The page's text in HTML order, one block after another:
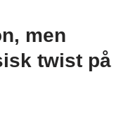
men
twist på